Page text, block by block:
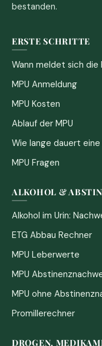
bestanden.
ERSTE SCHRITTE
Wann meldet sich die
MPU Anmeldung
MPU Kosten
Ablauf der MPU
Wie lange dauert eine
MPU Fragen
ALKOHOL &
Alkohol im Urin:
ETG Abbau Rechner
MPU Leberwerte
MPU
MPU ohne
Promillerechner
DROGEN,